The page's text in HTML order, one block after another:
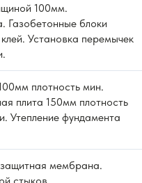
100мм.
Газобетонные блоки
Установка перемычек
плотность мин.
плита 150мм плотность
Утепление фундамента
мембрана.